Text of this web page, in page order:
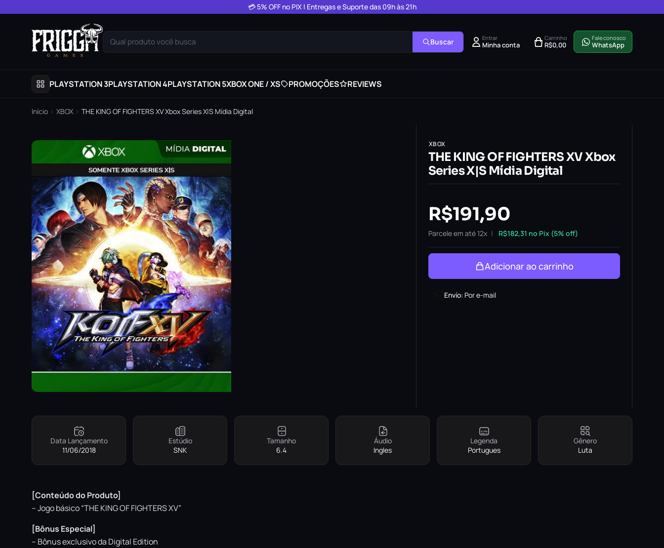
💳 5% OFF no PIX | Entregas e Suporte das 09h às 21h
Qual produto você busca Buscar Entrar
Minha conta
Carrinho
R$0,00
Fale conosco
WhatsApp
PLAYSTATION 3PLAYSTATION 4PLAYSTATION 5XBOX ONE / XS PROMOÇÕES REVIEWS
Início › XBOX › THE KING OF FIGHTERS XV Xbox Series X|S Mídia Digital
XBOX
THE KING OF FIGHTERS XV Xbox
Series X|S Mídia Digital
R$191,90
Parcele em até 12x R$182,31 no Pix (5% off)
Adicionar ao carrinho
Envío: Por e-mail
Data Lançamento
11/06/2018
Estúdio
SNK
Tamanho
6.4
Áudio
Ingles
Legenda
Portugues
Gênero
Luta
[Conteúdo do Produto]
– Jogo básico “THE KING OF FIGHTERS XV”
[Bônus Especial]
– Bônus exclusivo da Digital Edition